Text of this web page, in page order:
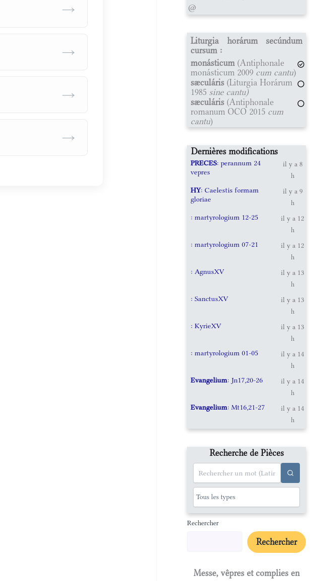
→
→
→
→
@
Liturgia horárum secúndum
cursum :
monásticum (Antiphonale
monásticum 2009 cum cantu)
sæculáris (Liturgia Horárum
1985 sine cantu)
sæculáris (Antiphonale
romanum OCO 2015 cum
cantu)
Dernières modifications
PRECES: perannum 24
vepres
il y a 8
h
HY: Caelestis formam
gloriae
il y a 9
h
: martyrologium 12-25
il y a 12
h
: martyrologium 07-21
il y a 12
h
: AgnusXV
il y a 13
h
: SanctusXV
il y a 13
h
: KyrieXV
il y a 13
h
: martyrologium 01-05
il y a 14
h
Evangelium: Jn17,20-26
il y a 14
h
Evangelium: Mt16,21-27
il y a 14
h
Recherche de Pièces
Rechercher
Rechercher
Messe, vêpres et complies en